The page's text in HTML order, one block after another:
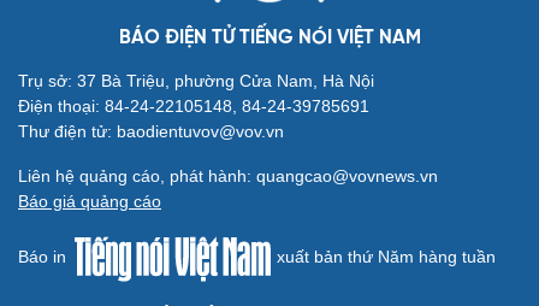
Cải chính
BÁO ĐIỆN TỬ TIẾNG NÓI VIỆT NAM
Trụ sở: 37 Bà Triệu, phường Cửa Nam, Hà Nội
Điện thoại: 84-24-22105148, 84-24-39785691
Thư điện tử: baodientuvov@vov.vn
Liên hệ quảng cáo, phát hành: quangcao@vovnews.vn
Báo giá quảng cáo
Báo in xuất bản thứ Năm hàng tuần